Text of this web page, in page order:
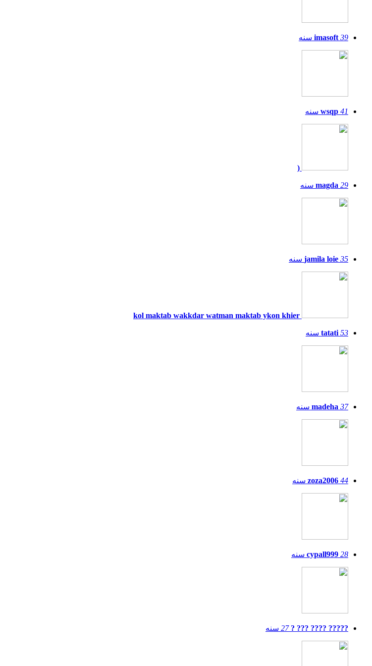
imasoft 39 سنه
wsqp 41 سنه
(
magda 29 سنه
jamila loie 35 سنه
tatati 53 سنه
madeha 37 سنه
zoza2006 44 سنه
cypall999 28 سنه
????? ???? ??? ?
27 سنه